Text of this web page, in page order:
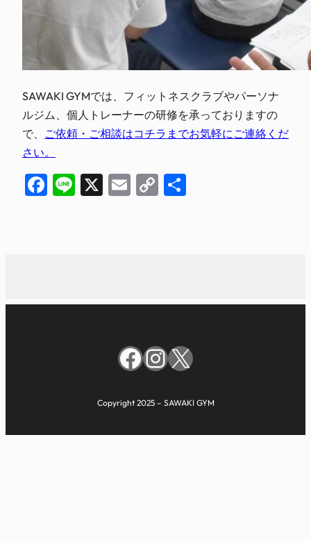
SAWAKI GYMでは、フィットネスクラブやパーソナ
ルジム、個人トレーナーの研修を承っておりますの
で、 ご依頼・ご相談はコチラまでお気軽にご連絡くだ
さい。
Facebook
Line
X EmailCopy
Facebook
Instagram
X
Copyright 2025 – SAWAKI GYM